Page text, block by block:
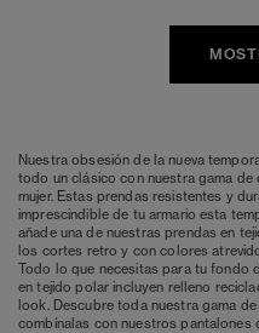
Nuestra obsesión de la nueva
todo un clásico con nuestra gama
mujer. Estas prendas resistentes y
imprescindible de tu armario esta
añade una de nuestras prendas en
los cortes retro y con colores
Todo lo que necesitas para tu fondo
en tejido polar incluyen relleno
look. Descubre toda nuestra gama
combínalas con nuestros pantalones